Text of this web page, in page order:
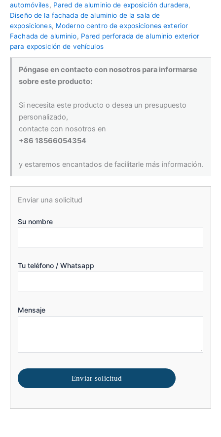
automóviles, Pared de aluminio de exposición duradera,
Diseño de la fachada de aluminio de la sala de
exposiciones, Moderno centro de exposiciones exterior
Fachada de aluminio, Pared perforada de aluminio exterior
para exposición de vehículos
Póngase en contacto con nosotros para informarse
sobre este producto:
Si necesita este producto o desea un presupuesto
personalizado,
contacte con nosotros en
+86 18566054354
y estaremos encantados de facilitarle más información.
Enviar una solicitud
Su nombre
Tu teléfono / Whatsapp
Mensaje
Enviar solicitud